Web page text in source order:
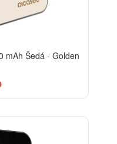
mAh Šedá - Golden